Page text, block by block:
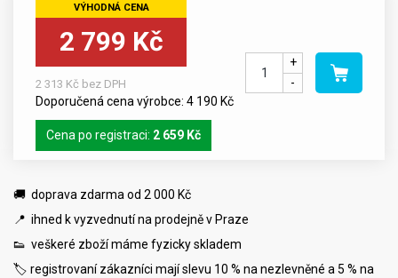
2 799 Kč
2 313 Kč bez DPH
Doporučená cena výrobce: 4 190 Kč
Cena po registraci: 2 659 Kč
+
-
🚚 doprava zdarma od 2 000 Kč
📍 ihned k vyzvednutí na prodejně v Praze
👟 veškeré zboží máme fyzicky skladem
🏷️ registrovaní zákazníci mají slevu 10 % na nezlevněné a 5 % na